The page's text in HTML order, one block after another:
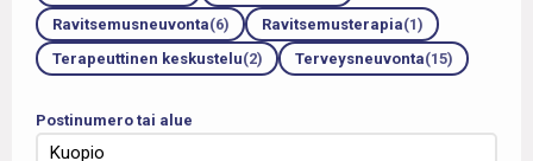
Ravitsemusneuvonta(6) Ravitsemusterapia(1)
Terapeuttinen keskustelu(2) Terveysneuvonta(15)
Postinumero tai alue